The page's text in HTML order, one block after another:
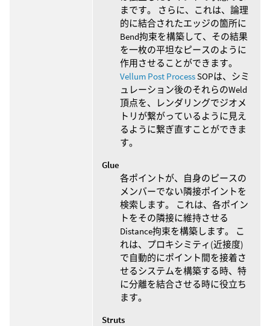
まです。 さらに、これは、論理
的に結合されたエッジの箇所に
Bend拘束を構築して、その結果
を一枚の平坦なピースのように
作用させることができます。
Vellum Post ProcessSOPは、シミ
ュレーション後のそれらのWeld
頂点を、レンダリングでジオメ
トリが繋がっているように見え
るように繋ぎ直すことができま
す。
Glue
各ポイントが、自身のピースの
メンバーでない隣接ポイントを
検索します。 これは、各ポイン
トをその隣接に維持させる
Distance拘束を構築します。 こ
れは、プロキシミティ(近接度)
で自動的にポイント間を接着さ
せるシステムを構築する時、特
に分離を結合させる時に役立ち
ます。
Struts